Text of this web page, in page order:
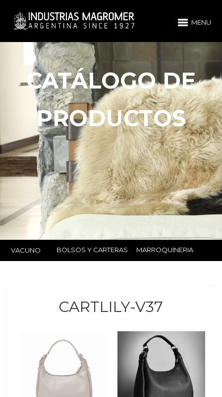
MENU
CATÁLOGO DE
PRODUCTOS
VACUNO BOLSOS Y CARTERAS MARROQUINERIA
CARTLILY-V37